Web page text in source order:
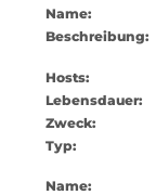
Name:
Beschreibung:
Hosts:
Lebensdauer:
Zweck:
Typ:
Name: